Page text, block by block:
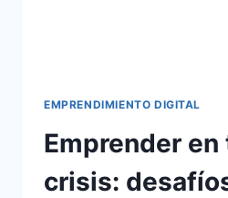
EMPRENDIMIENTO DIGITAL
Emprender
crisis: